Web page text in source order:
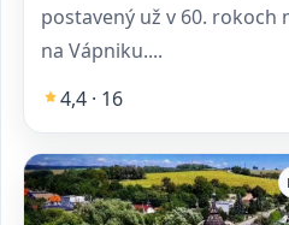
postavený už v 60. rokoch
na Vápniku....
4,4 · 16